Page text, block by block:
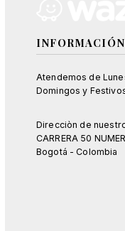
Atendemos de
Domingos y
Direcciòn de
CARRERA 50
Bogotá - Colombia